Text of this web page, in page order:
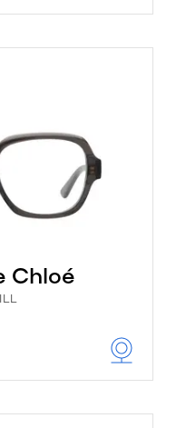
Chloé